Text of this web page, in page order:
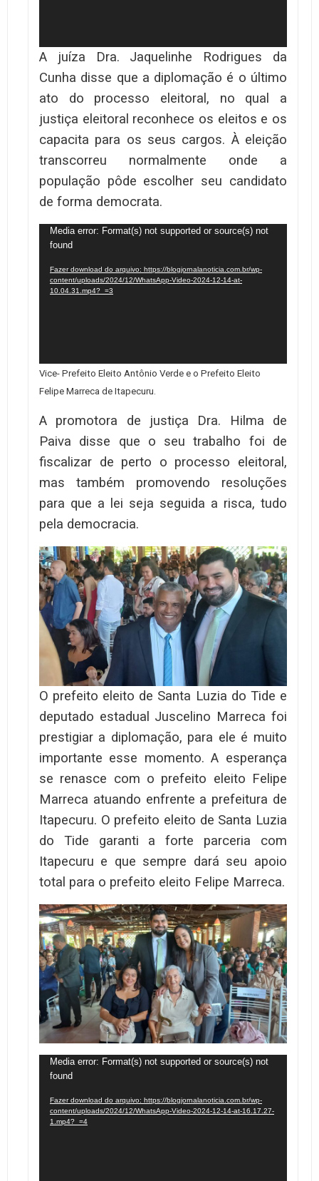
A juíza Dra. Jaquelinhe Rodrigues da
Cunha disse que a diplomação é o último
ato do processo eleitoral, no qual a
justiça eleitoral reconhece os eleitos e os
capacita para os seus cargos. À eleição
transcorreu normalmente onde a
população pôde escolher seu candidato
de forma democrata.
Tocador
de
vídeo
Media error: Format(s) not supported or source(s) not
found
Fazer download do arquivo: https://blogjornalanoticia.com.br/wp-
content/uploads/2024/12/WhatsApp-Video-2024-12-14-at-
10.04.31.mp4?_=3
Vice- Prefeito Eleito Antônio Verde e o Prefeito Eleito
Felipe Marreca de Itapecuru.
A promotora de justiça Dra. Hilma de
Paiva disse que o seu trabalho foi de
fiscalizar de perto o processo eleitoral,
mas também promovendo resoluções
para que a lei seja seguida a risca, tudo
pela democracia.
O prefeito eleito de Santa Luzia do Tide e
deputado estadual Juscelino Marreca foi
prestigiar a diplomação, para ele é muito
importante esse momento. A esperança
se renasce com o prefeito eleito Felipe
Marreca atuando enfrente a prefeitura de
Itapecuru. O prefeito eleito de Santa Luzia
do Tide garanti a forte parceria com
Itapecuru e que sempre dará seu apoio
total para o prefeito eleito Felipe Marreca.
Tocador
de
vídeo
Media error: Format(s) not supported or source(s) not
found
Fazer download do arquivo: https://blogjornalanoticia.com.br/wp-
content/uploads/2024/12/WhatsApp-Video-2024-12-14-at-16.17.27-
1.mp4?_=4